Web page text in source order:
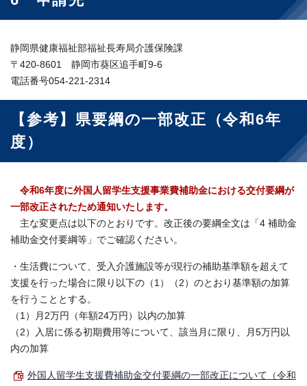
静岡県健康福祉部福祉長寿局介護保険課
〒420-8601 静岡市葵区追手町9-6
電話番号054-221-2314
【参考】県要綱の一部改正（令和6年
度）
令和6年度に外国人留学生支援事業費補助金における交付要綱が
一部改正されたため通知いたします。
主な変更点は以下のとおりです。改正後の要綱全文は「4 補助金
補助金交付要綱等」でご確認ください。
・生活費について、受入介護施設等が現行の補助基準額を超えて
支援を行った場合に限り以下の（1）（2）のとおり基準額の加算
を行うこととする。
（1）月2万円（年額24万円）以内の加算
（2）入居に係る初期費用等について、該当月に限り、月5万円以
内の加算
外国人留学生支援費補助金交付要綱の一部改正について（令和